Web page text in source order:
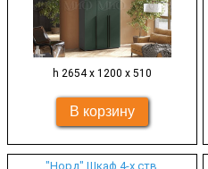
h 2654 х 1200 х 510
"Норд" Шкаф 4-х ств.